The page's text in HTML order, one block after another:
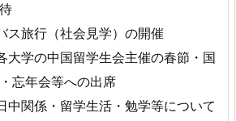
旅行（社会見学）の開催
学の中国留学生会主催の春節・国
忘年会等への出席
関係・留学生活・勉学等について